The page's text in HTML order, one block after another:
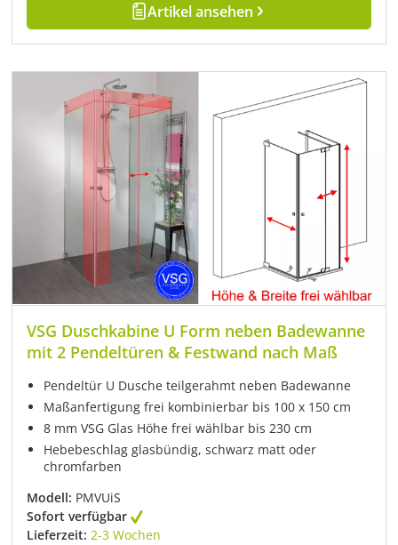
Artikel ansehen
VSG Duschkabine U Form neben Badewanne
mit 2 Pendeltüren & Festwand nach Maß
Pendeltür U Dusche teilgerahmt neben Badewanne
Maßanfertigung frei kombinierbar bis 100 x 150 cm
8 mm VSG Glas Höhe frei wählbar bis 230 cm
Hebebeschlag glasbündig, schwarz matt oder
chromfarben
Modell: PMVUiS
Sofort verfügbar
Lieferzeit: 2-3 Wochen